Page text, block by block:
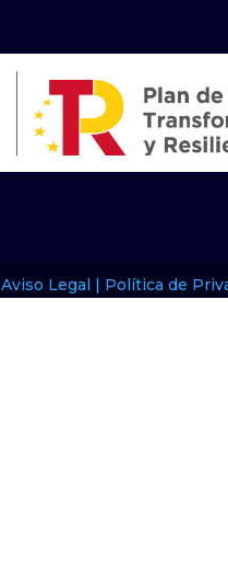
Aviso Legal | Política de